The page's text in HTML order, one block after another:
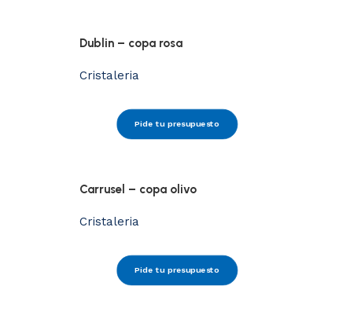
Dublin – copa rosa
Cristaleria
Pide tu presupuesto
Carrusel – copa olivo
Cristaleria
Pide tu presupuesto